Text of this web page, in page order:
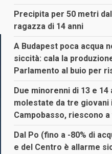
Precipita per 50 metri
ragazza di 14 anni
A Budapest poca acqua
siccità: cala la
Parlamento al buio per
Due minorenni di 13 e
molestate da tre giovani
Campobasso, riescono
Dal Po (fino a -80% di
e del Centro è allarme